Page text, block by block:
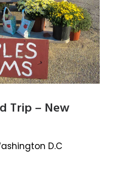
Trip – New
D.C